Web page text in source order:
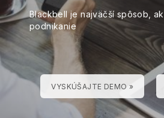
Blackbell je najväčší spôsob,
podnikanie
VYSKÚŠAJTE DEMO »